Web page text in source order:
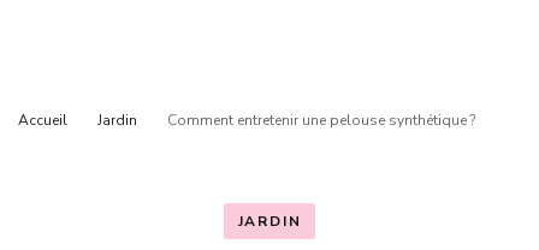
Accueil Jardin Comment entretenir une pelouse synthétique ?
JARDIN